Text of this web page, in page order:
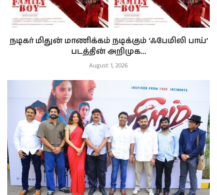
நடிகர் மிதுன் மாணிக்கம் நடிக்கும் ‘ஃபேமிலி பாய்’
படத்தின் அறிமுக...
August 1, 2026